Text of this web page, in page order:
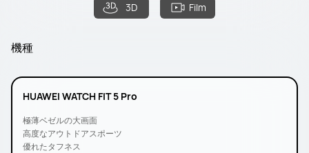
3D Film
機種
HUAWEI WATCH FIT 5 Pro
極薄ベゼルの大画面
高度なアウトドアスポーツ
優れたタフネス